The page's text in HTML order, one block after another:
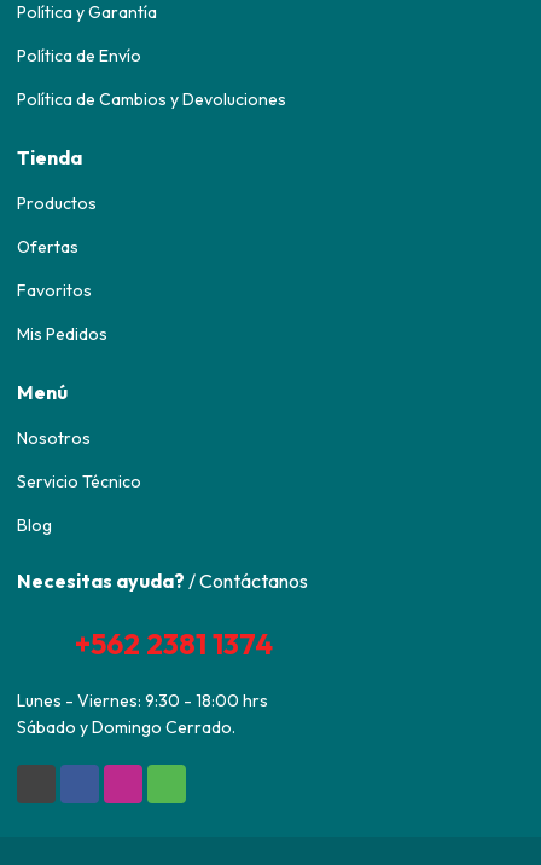
Política y Garantía
Política de Envío
Política de Cambios y Devoluciones
Tienda
Productos
Ofertas
Favoritos
Mis Pedidos
Menú
Nosotros
Servicio Técnico
Blog
Necesitas ayuda? / Contáctanos
+562 2381 1374
Lunes - Viernes: 9:30 - 18:00 hrs
Sábado y Domingo Cerrado.